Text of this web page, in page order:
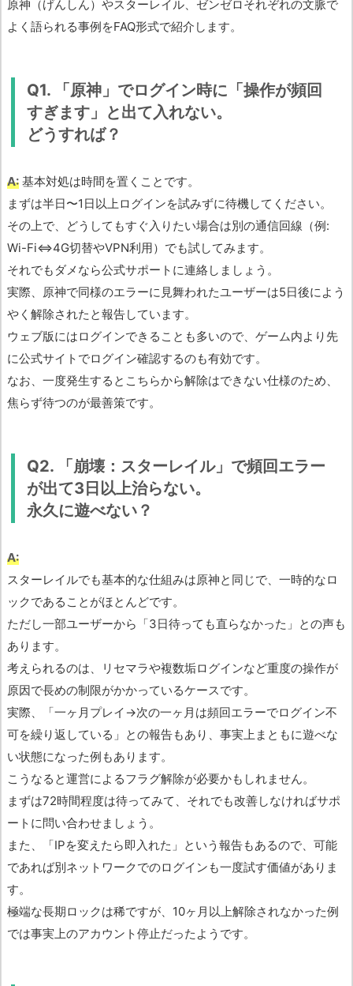
原神（げんしん）やスターレイル、ゼンゼロそれぞれの文脈で
よく語られる事例をFAQ形式で紹介します。
Q1. 「原神」でログイン時に「操作が頻回
すぎます」と出て入れない。
どうすれば？
A: 基本対処は時間を置くことです。
まずは半日〜1日以上ログインを試みずに待機してください。
その上で、どうしてもすぐ入りたい場合は別の通信回線（例:
Wi-Fi⇔4G切替やVPN利用）でも試してみます。
それでもダメなら公式サポートに連絡しましょう。
実際、原神で同様のエラーに見舞われたユーザーは5日後によう
やく解除されたと報告しています。
ウェブ版にはログインできることも多いので、ゲーム内より先
に公式サイトでログイン確認するのも有効です。
なお、一度発生するとこちらから解除はできない仕様のため、
焦らず待つのが最善策です。
Q2. 「崩壊：スターレイル」で頻回エラー
が出て3日以上治らない。
永久に遊べない？
A:
スターレイルでも基本的な仕組みは原神と同じで、一時的なロ
ックであることがほとんどです。
ただし一部ユーザーから「3日待っても直らなかった」との声も
あります。
考えられるのは、リセマラや複数垢ログインなど重度の操作が
原因で長めの制限がかかっているケースです。
実際、「一ヶ月プレイ→次の一ヶ月は頻回エラーでログイン不
可を繰り返している」との報告もあり、事実上まともに遊べな
い状態になった例もあります。
こうなると運営によるフラグ解除が必要かもしれません。
まずは72時間程度は待ってみて、それでも改善しなければサポ
ートに問い合わせましょう。
また、「IPを変えたら即入れた」という報告もあるので、可能
であれば別ネットワークでのログインも一度試す価値がありま
す。
極端な長期ロックは稀ですが、10ヶ月以上解除されなかった例
では事実上のアカウント停止だったようです。